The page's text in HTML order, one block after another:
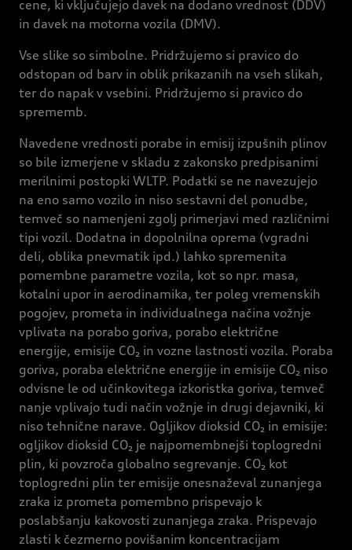
cene, ki vključujejo davek na dodano vrednost (DDV)
in davek na motorna vozila (DMV).
Vse slike so simbolne. Pridržujemo si pravico do
odstopan od barv in oblik prikazanih na vseh slikah,
ter do napak v vsebini. Pridržujemo si pravico do
sprememb.
Navedene vrednosti porabe in emisij izpušnih plinov
so bile izmerjene v skladu z zakonsko predpisanimi
merilnimi postopki WLTP. Podatki se ne navezujejo
na eno samo vozilo in niso sestavni del ponudbe,
temveč so namenjeni zgolj primerjavi med različnimi
tipi vozil. Dodatna in dopolnilna oprema (vgradni
deli, oblika pnevmatik ipd.) lahko spremenita
pomembne parametre vozila, kot so npr. masa,
kotalni upor in aerodinamika, ter poleg vremenskih
pogojev, prometa in individualnega načina vožnje
vplivata na porabo goriva, porabo električne
energije, emisije CO₂ in vozne lastnosti vozila. Poraba
goriva, poraba električne energije in emisije CO₂ niso
odvisne le od učinkovitega izkoristka goriva, temveč
nanje vplivajo tudi način vožnje in drugi dejavniki, ki
niso tehnične narave. Ogljikov dioksid CO₂ in emisije:
ogljikov dioksid CO₂ je najpomembnejši toplogredni
plin, ki povzroča globalno segrevanje. CO₂ kot
toplogredni plin ter emisije onesnaževal zunanjega
zraka iz prometa pomembno prispevajo k
poslabšanju kakovosti zunanjega zraka. Prispevajo
zlasti k čezmerno povišanim koncentracijam